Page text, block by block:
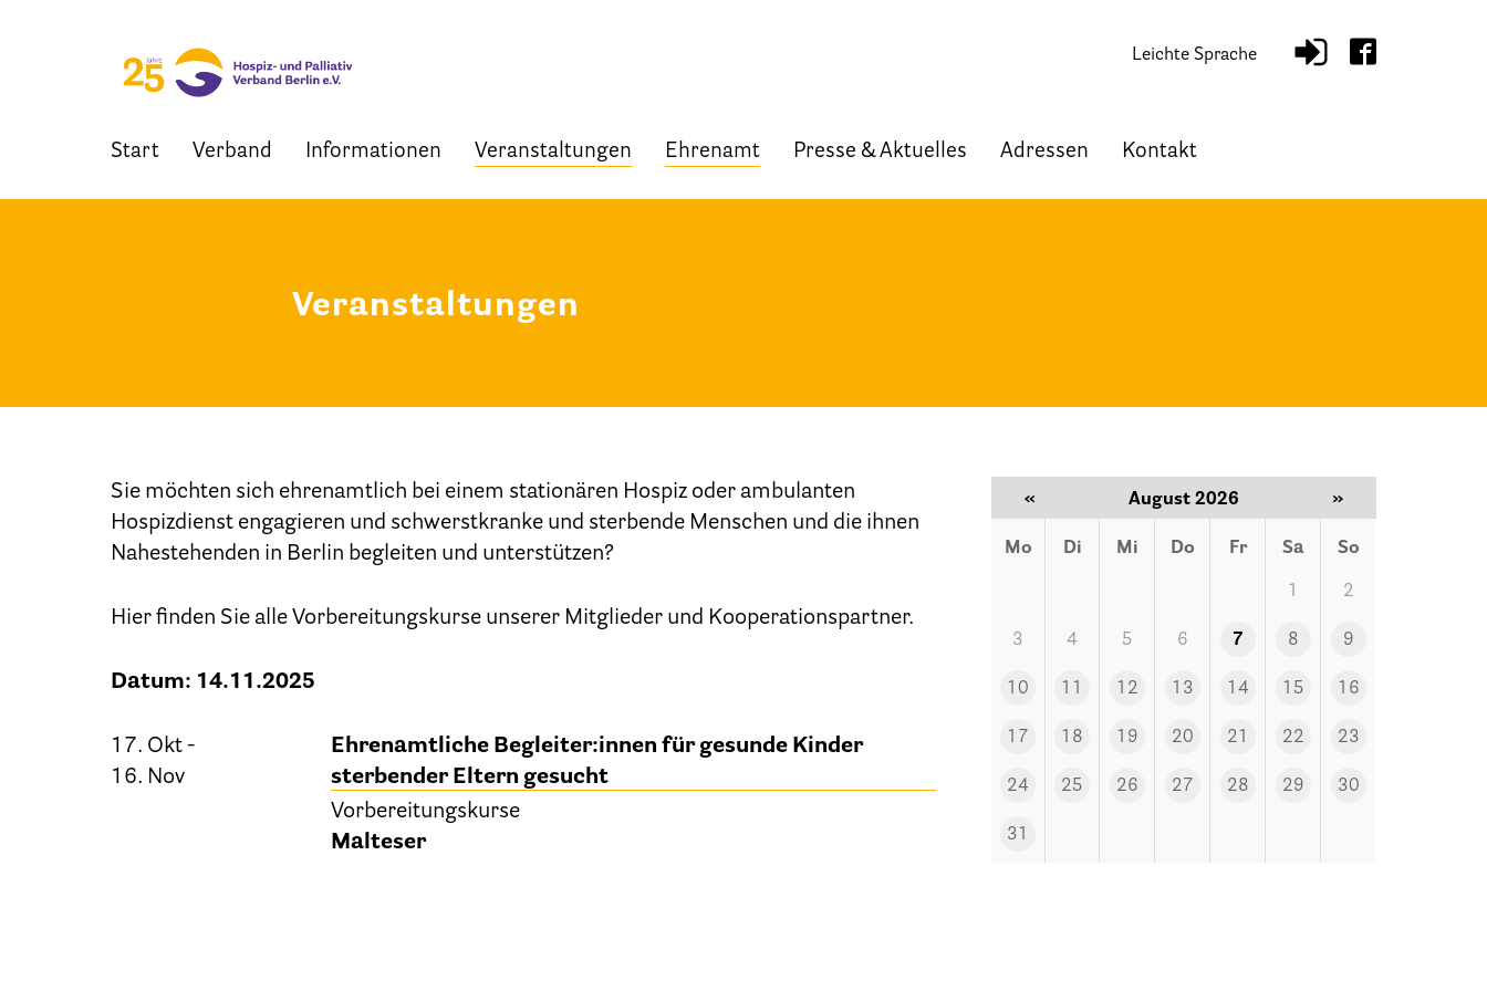
Leichte Sprache
Start Verband Informationen Veranstaltungen Ehrenamt Presse & Aktuelles Adressen Kontakt
Start
Geschäftsstelle des HPV Berlin
Mitgliederbereich (Intranet)
Hospizgedanke
Veranstaltungen
Sie möchten sich ehrenamtlich bei einem stationären Hospiz oder ambulanten
Hospizdienst engagieren und schwerstkranke und sterbende Menschen und die ihnen
Nahestehenden in Berlin begleiten und unterstützen?
Hier finden Sie alle Vorbereitungskurse unserer Mitglieder und Kooperationspartner.
Datum: 14.11.2025
17. Okt -
16. Nov
Ehrenamtliche Begleiter:innen für gesunde Kinder
sterbender Eltern gesucht
Vorbereitungskurse
Malteser
« August 2026 »
Mo Di Mi Do Fr Sa So
2
3 4 5 6 7 8 9
10 12 13 14 15 16
17 18 19 20 21 22 23
24 25 26 27 28 29 30
31